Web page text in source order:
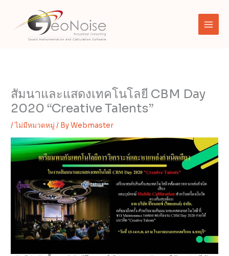
content
สัมนาและแสดงเทคโนโลยี CBM Day
2020 “Creative Talents”
/ไม่มีหมวดหมู่ / ByWebmaster